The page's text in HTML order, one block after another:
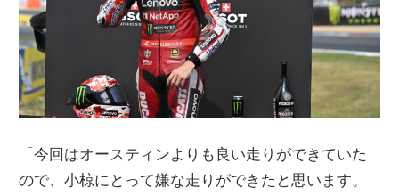
「今回はオースティンよりも良い走りができていた
ので、小椋にとって嫌な走りができたと思います。